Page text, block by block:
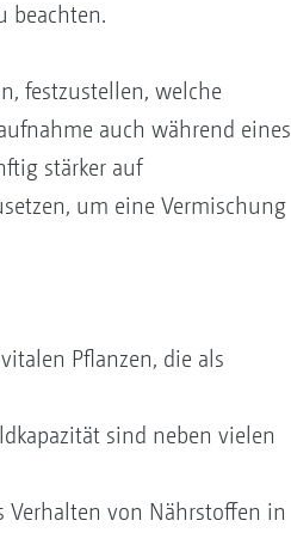
beachten.
festzustellen, welche
auch während eines
stärker auf
um eine Vermischung
Pflanzen, die als
sind neben vielen
Verhalten von Nährstoffen in